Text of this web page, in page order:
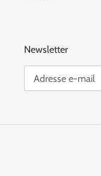
Newsletter